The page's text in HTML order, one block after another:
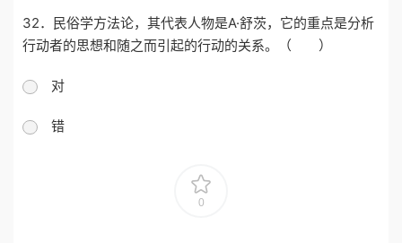
32．民俗学方法论，其代表人物是A·舒茨，它的重点是分析
行动者的思想和随之而引起的行动的关系。（ ）
对
错
0